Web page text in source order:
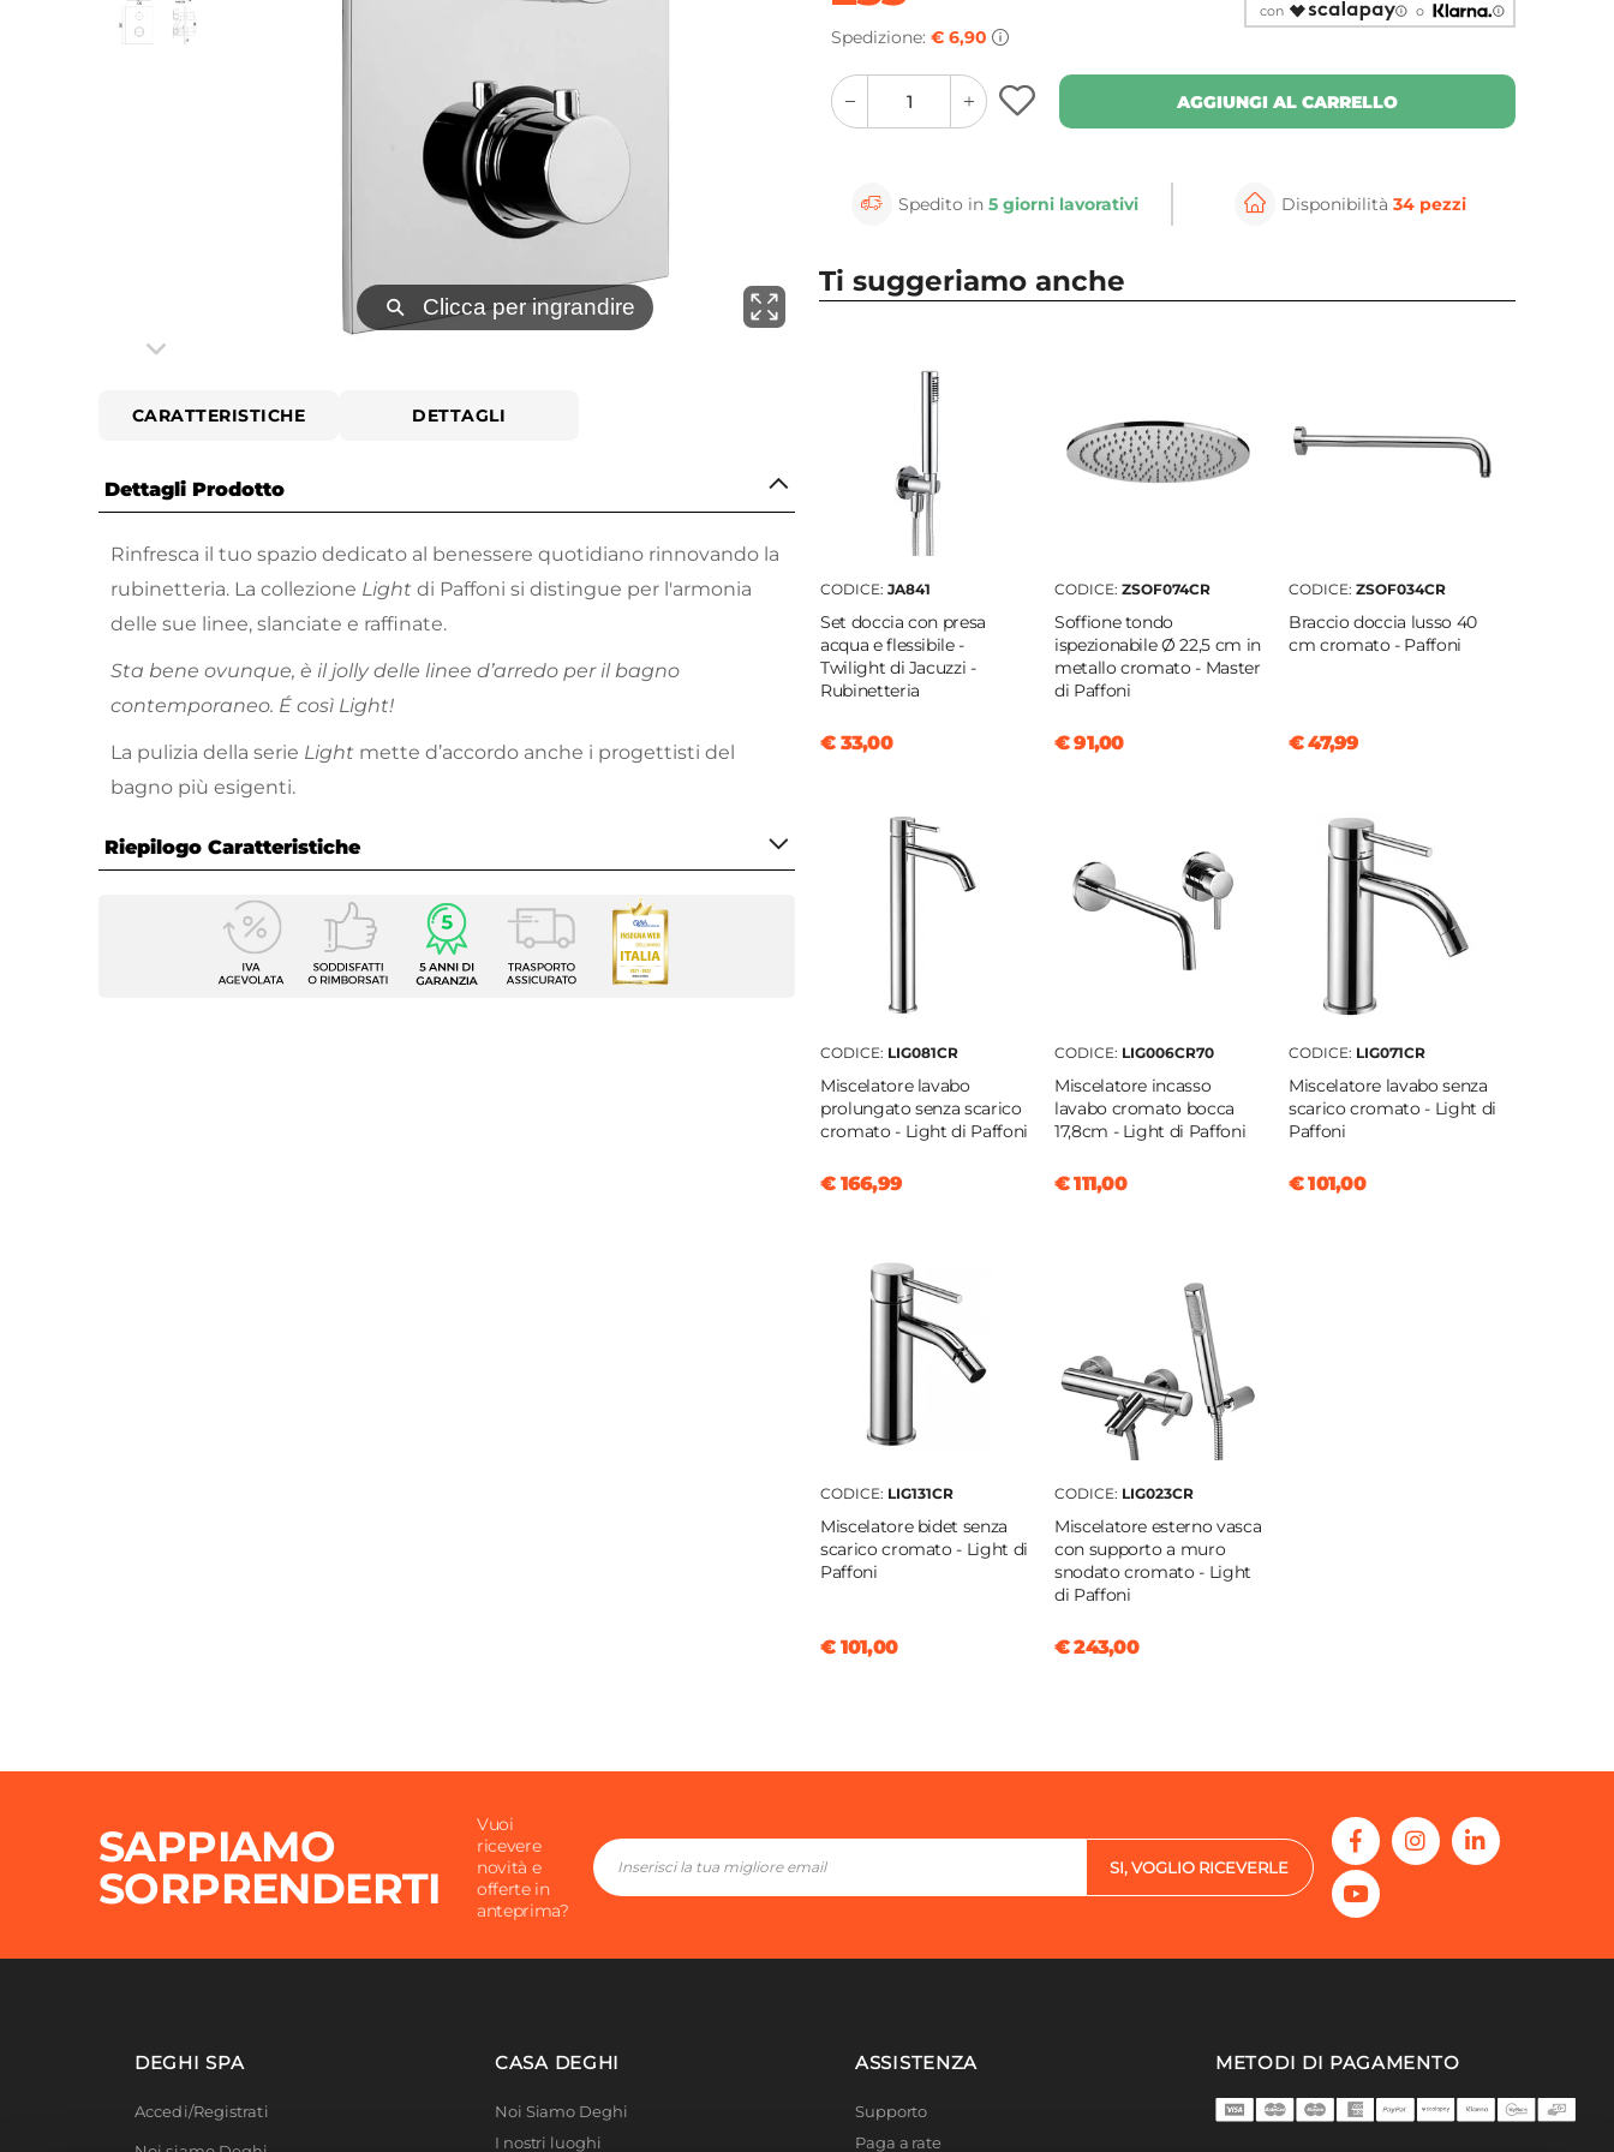
⚲ Clicca per ingrandire ⚲ Clicca per ingrandire
CARATTERISTICHE DETTAGLI
Dettagli Prodotto
Rinfresca il tuo spazio dedicato al benessere quotidiano rinnovando la
rubinetteria. La collezione Light di Paffoni si distingue per l'armonia
delle sue linee, slanciate e raffinate.
Sta bene ovunque, è il jolly delle linee d’arredo per il bagno
contemporaneo. É così Light!
La pulizia della serie Light mette d’accordo anche i progettisti del
bagno più esigenti.
Riepilogo Caratteristiche
Caratteristiche
Incasso Doccia
Paffoni
Spedizione: € 6,90
con
o
quantity
button
quantity
minus
button
AGGIUNGI AL CARRELLO
Spedito in5 giorni lavorativi Disponibilità 34 pezzi
Ti suggeriamo anche
CODICE: JA841
Set doccia con presa
acqua e flessibile -
Twilight di Jacuzzi -
Rubinetteria
€ 33,00
CODICE: ZSOF074CR
Soffione tondo
ispezionabile Ø 22,5 cm in
metallo cromato - Master
di Paffoni
€ 91,00
CODICE: ZSOF034CR
Braccio doccia lusso 40
cm cromato - Paffoni
€ 47,99
CODICE: LIG081CR
Miscelatore lavabo
prolungato senza scarico
cromato - Light di Paffoni
€ 166,99
CODICE: LIG006CR70
Miscelatore incasso
lavabo cromato bocca
17,8cm - Light di Paffoni
€ 111,00
CODICE: LIG071CR
Miscelatore lavabo senza
scarico cromato - Light di
Paffoni
€ 101,00
CODICE: LIG131CR
Miscelatore bidet senza
scarico cromato - Light di
Paffoni
€ 101,00
CODICE: LIG023CR
Miscelatore esterno vasca
con supporto a muro
snodato cromato - Light
di Paffoni
€ 243,00
SAPPIAMO
SORPRENDERTI
Vuoi
ricevere
novità e
offerte in
anteprima?
SI, VOGLIO RICEVERLE
DEGHI SPA
Accedi/Registrati
CASA DEGHI
Noi Siamo Deghi
I nostri luoghi
ASSISTENZA
Supporto
Paga a rate
METODI DI PAGAMENTO